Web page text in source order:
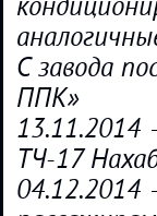
С завода
ППК»
13.11.2014
ТЧ-17
04.12.2014